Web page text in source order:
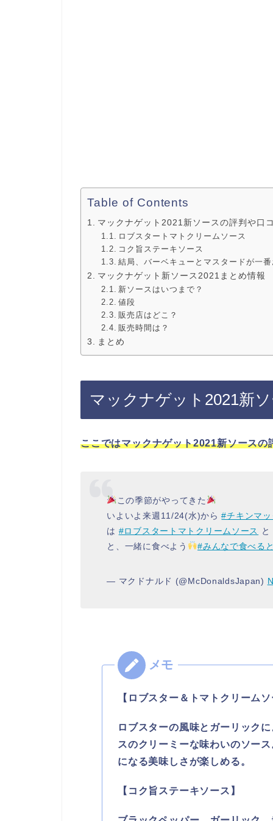
Table of Contents
マックナゲット2021新ソースの評判や口
ロブスタートマトクリームソース
コク旨ステーキソース
結局、バーベキューとマスタードが一
マックナゲット新ソース2021まとめ情報
新ソースはいつまで？
値段
販売店はどこ？
販売時間は？
まとめ
マックナゲット2021新
ここではマックナゲット2021新ソース
この季節がやってきた
いよいよ来週11/24(水)から#チキンマ
は #ロブスタートマトクリームソース
と
と、一緒に食べよう
#みんなで食べる
— マクドナルド (@McDonaldsJapan)
【ロブスター＆トマトクリーム
ロブスターの風味とガーリック
スのクリーミーな味わいのソー
になる美味しさが楽しめる。
【コク旨ステーキソース】